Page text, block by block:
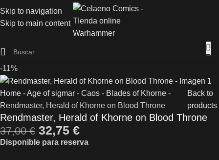
Skip to navigation
Skip to main content
-11%
Home -Age of sigmar - Caos - Blades of Khorne -
Rendmaster, Herald of Khorne on Blood Throne
Back to
products
Rendmaster, Herald of Khorne on Blood Throne
37,00€ 32,75 €
Disponible para reserva